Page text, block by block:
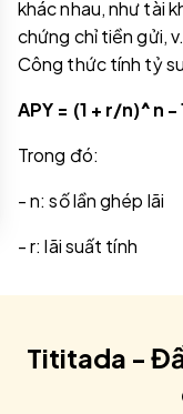
khác nhau, như tài
chứng chỉ tiền gửi,
Công thức tính tỷ
APY = (1 + r/n)^n -
Trong đó:
- n: số lần ghép lãi
- r: lãi suất tính
Tititada -